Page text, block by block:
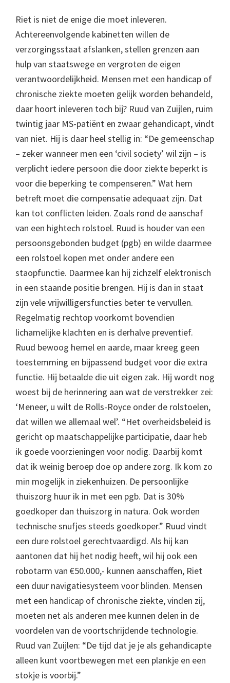
Riet is niet de enige die moet inleveren.
Achtereenvolgende kabinetten willen de
verzorgingsstaat afslanken, stellen grenzen aan
hulp van staatswege en vergroten de eigen
verantwoordelijkheid. Mensen met een handicap of
chronische ziekte moeten gelijk worden behandeld,
daar hoort inleveren toch bij? Ruud van Zuijlen, ruim
twintig jaar MS-patiënt en zwaar gehandicapt, vindt
van niet. Hij is daar heel stellig in: “De gemeenschap
– zeker wanneer men een ‘civil society’ wil zijn – is
verplicht iedere persoon die door ziekte beperkt is
voor die beperking te compenseren.” Wat hem
betreft moet die compensatie adequaat zijn. Dat
kan tot conflicten leiden. Zoals rond de aanschaf
van een hightech rolstoel. Ruud is houder van een
persoonsgebonden budget (pgb) en wilde daarmee
een rolstoel kopen met onder andere een
staopfunctie. Daarmee kan hij zichzelf elektronisch
in een staande positie brengen. Hij is dan in staat
zijn vele vrijwilligersfuncties beter te vervullen.
Regelmatig rechtop voorkomt bovendien
lichamelijke klachten en is derhalve preventief.
Ruud bewoog hemel en aarde, maar kreeg geen
toestemming en bijpassend budget voor die extra
functie. Hij betaalde die uit eigen zak. Hij wordt nog
woest bij de herinnering aan wat de verstrekker zei:
‘Meneer, u wilt de Rolls-Royce onder de rolstoelen,
dat willen we allemaal wel’. “Het overheidsbeleid is
gericht op maatschappelijke participatie, daar heb
ik goede voorzieningen voor nodig. Daarbij komt
dat ik weinig beroep doe op andere zorg. Ik kom zo
min mogelijk in ziekenhuizen. De persoonlijke
thuiszorg huur ik in met een pgb. Dat is 30%
goedkoper dan thuiszorg in natura. Ook worden
technische snufjes steeds goedkoper.” Ruud vindt
een dure rolstoel gerechtvaardigd. Als hij kan
aantonen dat hij het nodig heeft, wil hij ook een
robotarm van €50.000,- kunnen aanschaffen, Riet
een duur navigatiesysteem voor blinden. Mensen
met een handicap of chronische ziekte, vinden zij,
moeten net als anderen mee kunnen delen in de
voordelen van de voortschrijdende technologie.
Ruud van Zuijlen: “De tijd dat je je als gehandicapte
alleen kunt voortbewegen met een plankje en een
stokje is voorbij.”